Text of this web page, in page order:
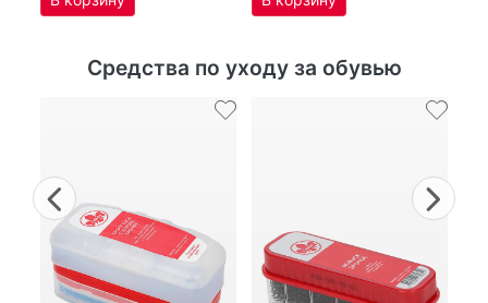
Средства по уходу за обувью
Previous